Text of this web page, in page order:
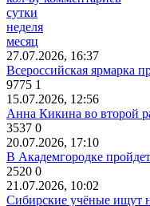
сутки
неделя
месяц
27.07.2026, 16:37
Всероссийская ярмарка
9775 1
15.07.2026, 12:56
Анна Кикина во второй
3537 0
20.07.2026, 17:10
В Академгородке
2520 0
21.07.2026, 10:02
Сибирские учёные ищут